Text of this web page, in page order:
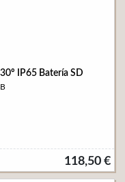
IP65 Batería SD
118,50 €